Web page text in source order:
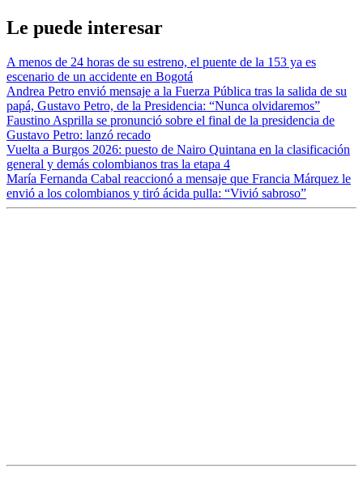
Le puede interesar
A menos de 24 horas de su estreno, el puente de la 153 ya es
escenario de un accidente en Bogotá
Andrea Petro envió mensaje a la Fuerza Pública tras la salida de su
papá, Gustavo Petro, de la Presidencia: “Nunca olvidaremos”
Faustino Asprilla se pronunció sobre el final de la presidencia de
Gustavo Petro: lanzó recado
Vuelta a Burgos 2026: puesto de Nairo Quintana en la clasificación
general y demás colombianos tras la etapa 4
María Fernanda Cabal reaccionó a mensaje que Francia Márquez le
envió a los colombianos y tiró ácida pulla: “Vivió sabroso”